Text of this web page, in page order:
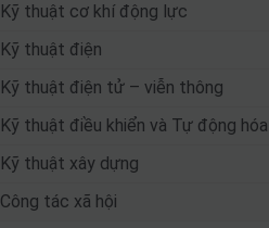
Kỹ thuật cơ khí động lực
Kỹ thuật điện
Kỹ thuật điện tử – viễn thông
Kỹ thuật điều khiển và Tự động hóa
Kỹ thuật xây dựng
Công tác xã hội